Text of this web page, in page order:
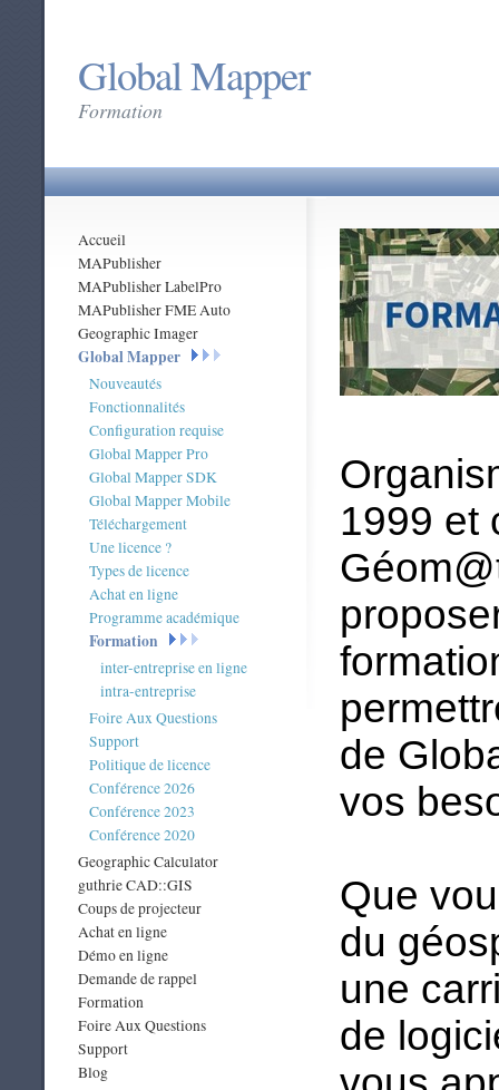
Global Mapper
Formation
Accueil
MAPublisher
MAPublisher LabelPro
MAPublisher FME Auto
Geographic Imager
Global Mapper
Nouveautés
Fonctionnalités
Configuration requise
Global Mapper Pro
Global Mapper SDK
Global Mapper Mobile
Téléchargement
Une licence ?
Types de licence
Achat en ligne
Programme académique
Formation
inter-entreprise en ligne
intra-entreprise
Foire Aux Questions
Support
Politique de licence
Conférence 2026
Conférence 2023
Conférence 2020
Geographic Calculator
guthrie CAD::GIS
Coups de projecteur
Achat en ligne
Démo en ligne
Demande de rappel
Formation
Foire Aux Questions
Support
Blog
1999 et
de
vos
Que
du
une
de